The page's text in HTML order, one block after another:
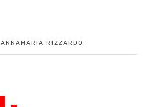
ANNAMARIA RIZZARDO